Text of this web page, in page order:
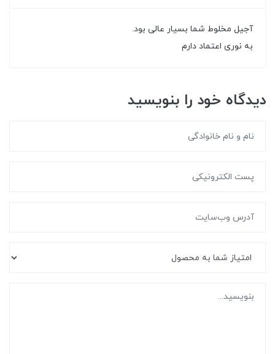
آجیل مخلوط شما بسیار عالی بود.
به نوری اعتماد دارم
دیدگاه خود را بنویسید